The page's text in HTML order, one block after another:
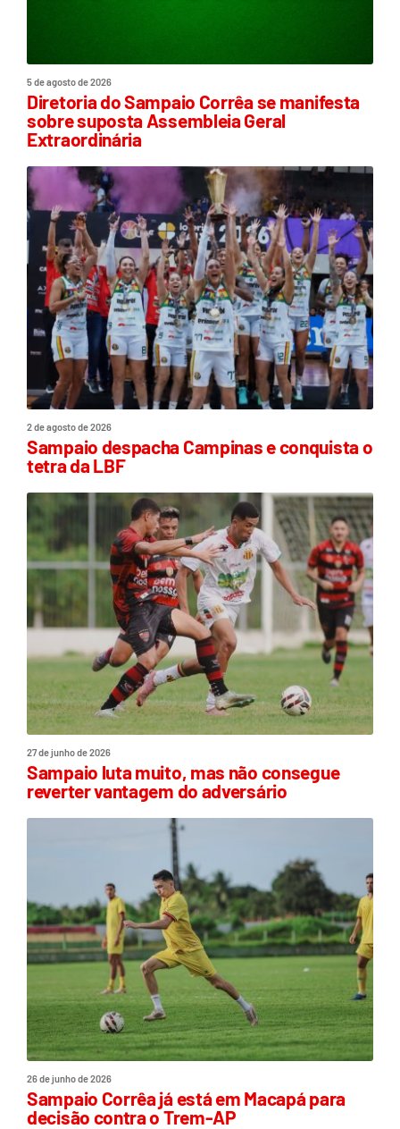
5 de agosto de 2026
Diretoria do Sampaio Corrêa se manifesta
sobre suposta Assembleia Geral
Extraordinária
2 de agosto de 2026
Sampaio despacha Campinas e conquista o
tetra da LBF
27 de junho de 2026
Sampaio luta muito, mas não consegue
reverter vantagem do adversário
26 de junho de 2026
Sampaio Corrêa já está em Macapá para
decisão contra o Trem-AP